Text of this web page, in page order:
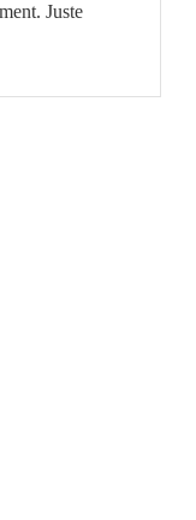
Juste